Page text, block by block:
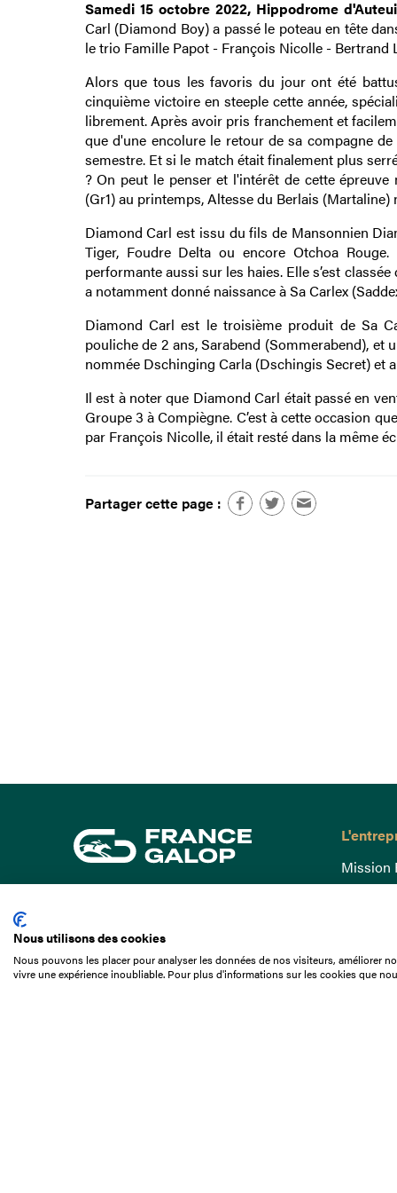
Samedi 15 octobre 2022, Hippodrome
Carl (Diamond Boy) a passé le poteau en tête
le trio Famille Papot - François Nicolle - Bertrand
Alors que tous les favoris du jour ont été
cinquième victoire en steeple cette année,
librement. Après avoir pris franchement et
que d'une encolure le retour de sa compagne
semestre. Et si le match était finalement plus
? On peut le penser et l'intérêt de cette
(Gr1) au printemps, Altesse du Berlais
Diamond Carl est issu du fils de Mansonnien
Tiger, Foudre Delta ou encore Otchoa
performante aussi sur les haies. Elle s’est
a notamment donné naissance à Sa Carlex
Diamond Carl est le troisième produit de Sa
pouliche de 2 ans, Sarabend (Sommerabend), et
nommée Dschinging Carla (Dschingis Secret) et
Il est à noter que Diamond Carl était passé en
Groupe 3 à Compiègne. C’est à cette occasion que
par François Nicolle, il était resté dans la même
Partager cette page :
01 49 10 20 29
Mission
Nous utilisons des cookies
Nous pouvons les placer pour analyser les données de nos visiteurs, améliorer
vivre une expérience inoubliable. Pour plus d'informations sur les cookies que